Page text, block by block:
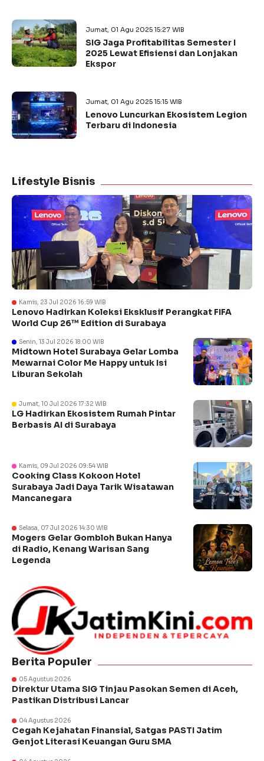
Jumat, 01 Agu 2025 15:27 WIB
SIG Jaga Profitabilitas Semester I
2025 Lewat Efisiensi dan Lonjakan
Ekspor
Jumat, 01 Agu 2025 15:15 WIB
Lenovo Luncurkan Ekosistem Legion
Terbaru di Indonesia
Lifestyle Bisnis
Kamis, 23 Jul 2026 16:59 WIB
Lenovo Hadirkan Koleksi Eksklusif Perangkat FIFA
World Cup 26™ Edition di Surabaya
Senin, 13 Jul 2026 18:00 WIB
Midtown Hotel Surabaya Gelar Lomba
Mewarnai Color Me Happy untuk Isi
Liburan Sekolah
Jumat, 10 Jul 2026 17:32 WIB
LG Hadirkan Ekosistem Rumah Pintar
Berbasis AI di Surabaya
Kamis, 09 Jul 2026 09:54 WIB
Cooking Class Kokoon Hotel
Surabaya Jadi Daya Tarik Wisatawan
Mancanegara
Selasa, 07 Jul 2026 14:30 WIB
Mogers Gelar Gombloh Bukan Hanya
di Radio, Kenang Warisan Sang
Legenda
Berita Populer
05 Agustus 2026
Direktur Utama SIG Tinjau Pasokan Semen di Aceh,
Pastikan Distribusi Lancar
04 Agustus 2026
Cegah Kejahatan Finansial, Satgas PASTI Jatim
Genjot Literasi Keuangan Guru SMA